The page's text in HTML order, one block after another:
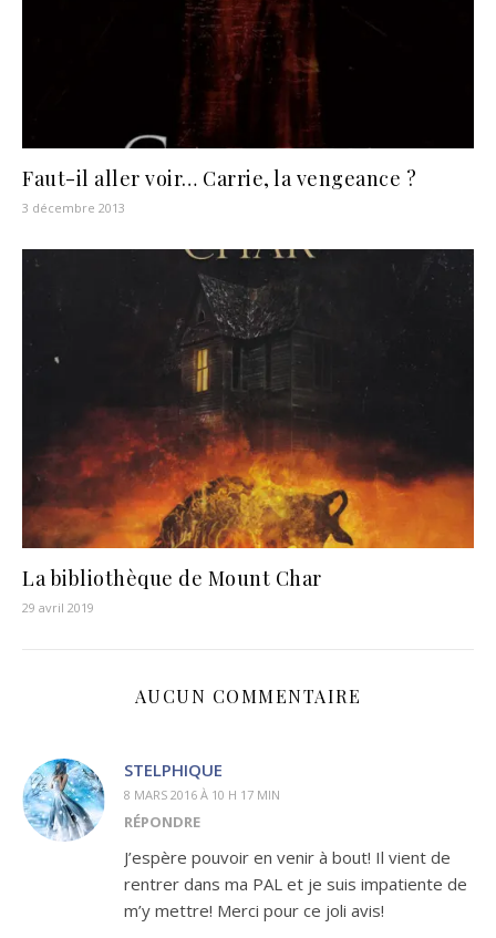
Faut-il aller voir… Carrie, la vengeance ?
3 décembre 2013
La bibliothèque de Mount Char
29 avril 2019
AUCUN COMMENTAIRE
STELPHIQUE
8 MARS 2016 À 10 H 17 MIN
RÉPONDRE
J’espère pouvoir en venir à bout! Il vient de
rentrer dans ma PAL et je suis impatiente de
m’y mettre! Merci pour ce joli avis!